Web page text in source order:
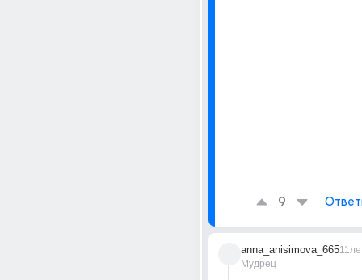
9
anna_anisimova_665
Мудрец